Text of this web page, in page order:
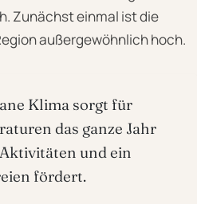
Zunächst einmal ist die
außergewöhnlich hoch.
Klima sorgt für
das ganze Jahr
und ein
fördert.